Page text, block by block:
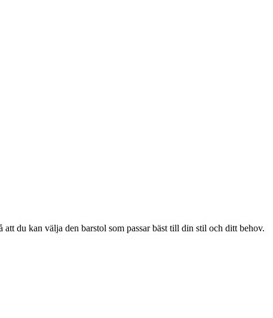
du kan välja den barstol som passar bäst till din stil och ditt behov.